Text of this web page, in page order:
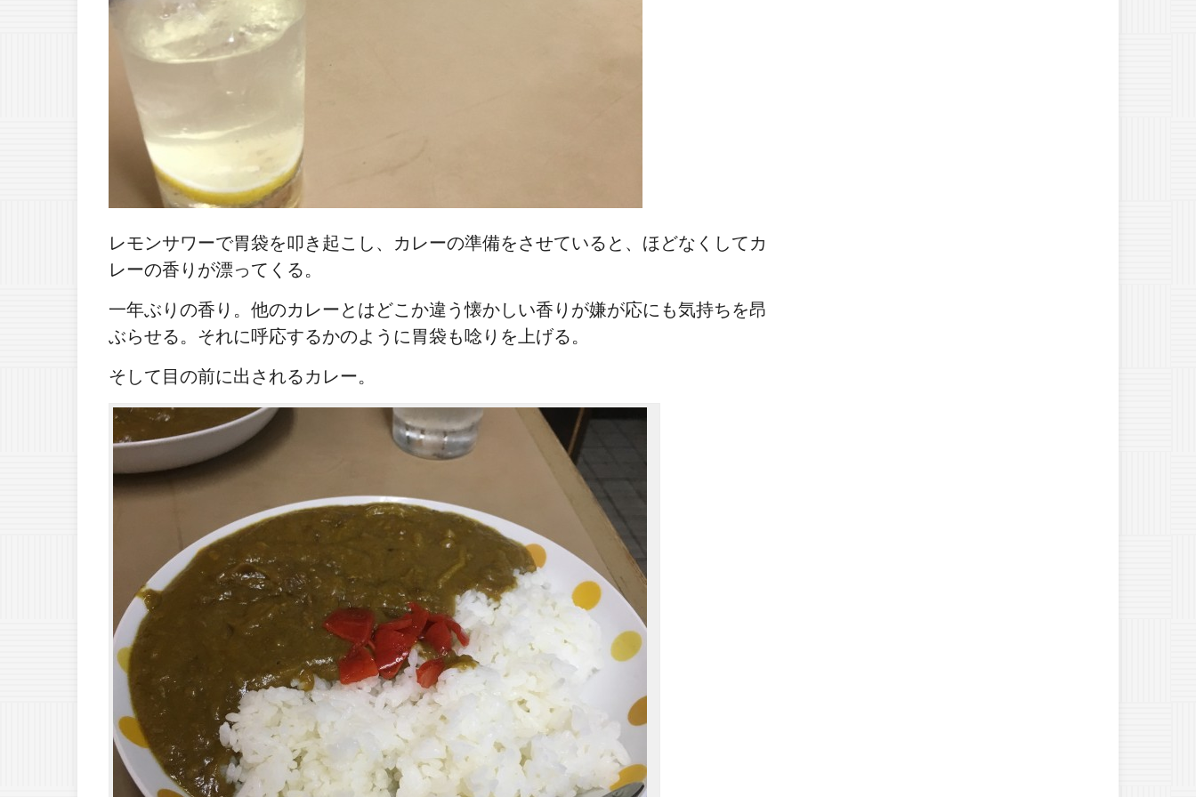
レモンサワーで胃袋を叩き起こし、カレーの準備をさせていると、ほどなくしてカ
レーの香りが漂ってくる。
一年ぶりの香り。他のカレーとはどこか違う懐かしい香りが嫌が応にも気持ちを昂
ぶらせる。それに呼応するかのように胃袋も唸りを上げる。
そして目の前に出されるカレー。